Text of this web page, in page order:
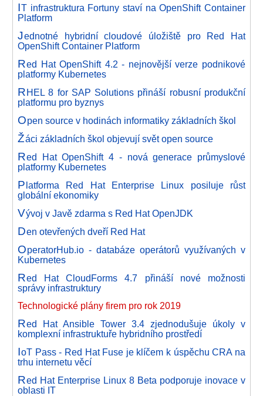
IT infrastruktura Fortuny staví na OpenShift Container
Platform
Jednotné hybridní cloudové úložiště pro Red Hat
OpenShift Container Platform
Red Hat OpenShift 4.2 - nejnovější verze podnikové
platformy Kubernetes
RHEL 8 for SAP Solutions přináší robusní produkční
platformu pro byznys
Open source v hodinách informatiky základních škol
Žáci základních škol objevují svět open source
Red Hat OpenShift 4 - nová generace průmyslové
platformy Kubernetes
Platforma Red Hat Enterprise Linux posiluje růst
globální ekonomiky
Vývoj v Javě zdarma s Red Hat OpenJDK
Den otevřených dveří Red Hat
OperatorHub.io - databáze operátorů využívaných v
Kubernetes
Red Hat CloudForms 4.7 přináší nové možnosti
správy infrastruktury
Technologické plány firem pro rok 2019
Red Hat Ansible Tower 3.4 zjednodušuje úkoly v
komplexní infrastruktuře hybridního prostředí
IoT Pass - Red Hat Fuse je klíčem k úspěchu CRA na
trhu internetu věcí
Red Hat Enterprise Linux 8 Beta podporuje inovace v
oblasti IT